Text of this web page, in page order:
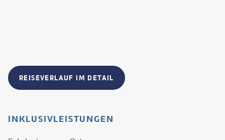
REISEVERLAUF IM DETAIL
INKLUSIVLEISTUNGEN